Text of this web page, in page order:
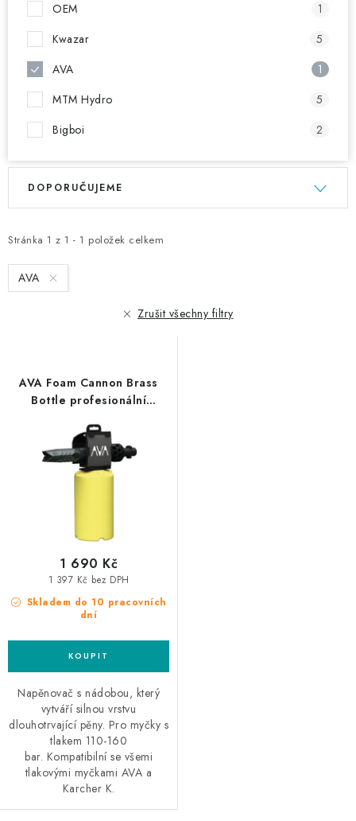
Věrnostní program
Podmínky ochrany osobních údajů
OEM
1
Kwazar
5
AVA
1
MTM Hydro
5
Bigboi
2
V
i
s
p
Stránka 1 z 1 - 1 položek celkem
Ř
e
n
í
d
DOPORUČUJEME
AVA
Zrušit všechny filtry
AVA Foam Cannon Brass
Bottle profesionální
Skladem do 10 pracovních
dní
1 397 Kč bez DPH
1 690 Kč
Napěnovač s nádobou, který
vytváří silnou vrstvu
dlouhotrvající pěny. Pro myčky s
tlakem 110-160
bar. Kompatibilní se všemi
tlakovými myčkami AVA a
Karcher K.